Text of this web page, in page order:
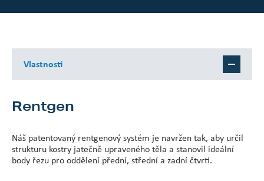
O společnosti Scott
Novinky a události
Vlastnosti
Rentgen
Náš patentovaný rentgenový systém je navržen tak, aby určil
strukturu kostry jatečně upraveného těla a stanovil ideální
body řezu pro oddělení přední, střední a zadní čtvrti.